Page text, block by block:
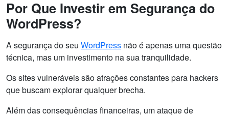
Por Que Investir em Segurança do
WordPress?
A segurança do seu WordPress não é apenas uma questão
técnica, mas um investimento na sua tranquilidade.
Os sites vulneráveis são atrações constantes para hackers
que buscam explorar qualquer brecha.
Além das consequências financeiras, um ataque de